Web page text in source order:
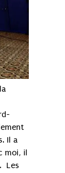
Il a
moi, il
Les